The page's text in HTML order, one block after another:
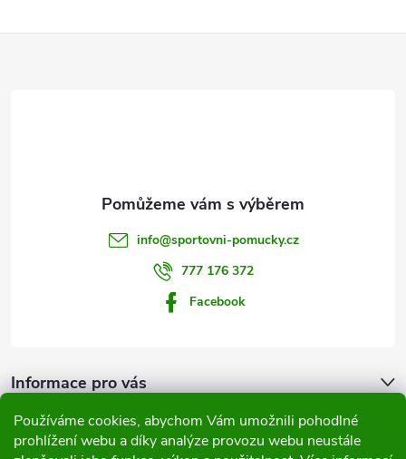
Používáme cookies, abychom Vám umožnili pohodlné
prohlížení webu a díky analýze provozu webu neustále
info@sportovni-pomucky.cz
777 176 372
Facebook
Informace pro vás
Přijímáme online platby